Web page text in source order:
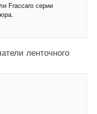
Fraccaro серии
ленточного